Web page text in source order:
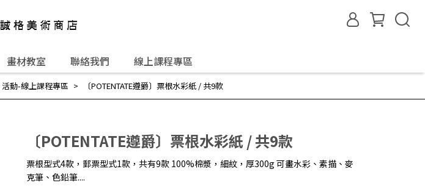
畫材教室 聯絡我們 線上課程專區
活動-線上課程專區 〔POTENTATE遵爵〕票根水彩紙 / 共9款
〔POTENTATE遵爵〕票根水彩紙 / 共9款
票根型式4款，郵票型式1款，共有9款 100%棉漿，細紋，厚300g 可畫水彩、素描、麥
克筆、色鉛筆....